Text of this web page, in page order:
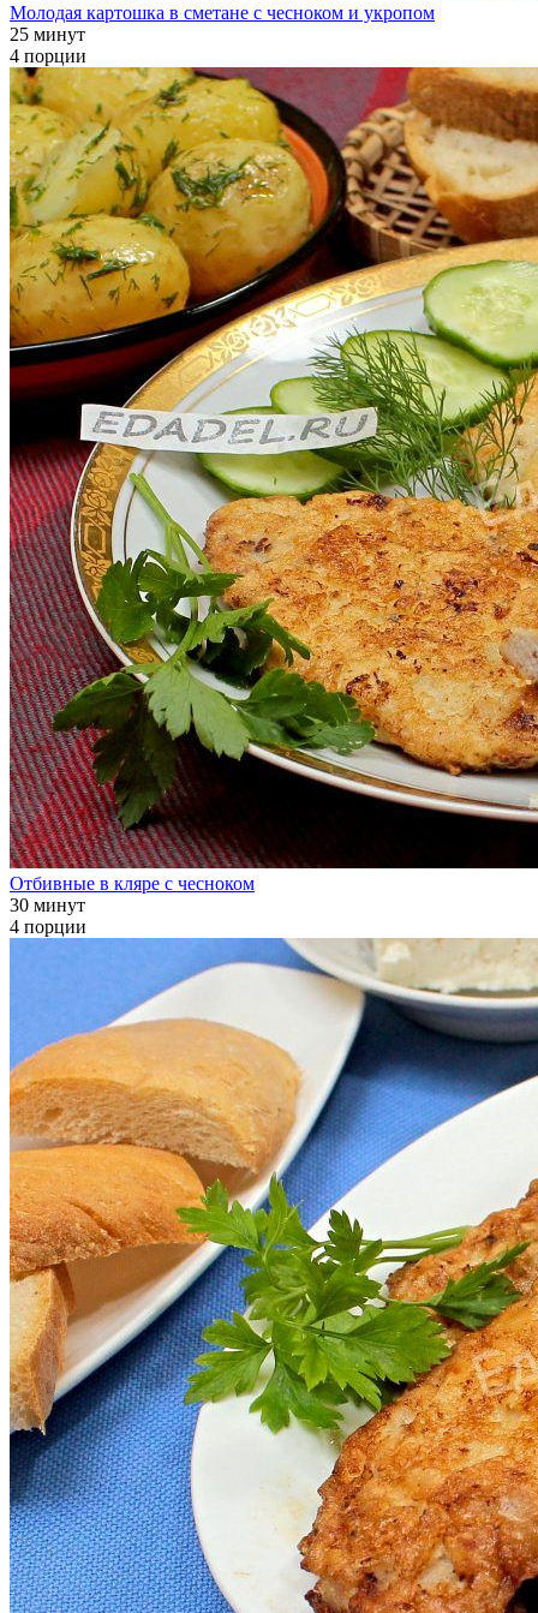
Молодая картошка в сметане с чесноком и укропом
25 минут
4 порции
Отбивные в кляре с чесноком
30 минут
4 порции